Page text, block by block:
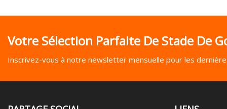
Votre Sélection Parfaite De Stade De
Inscrivez-vous à notre newsletter mensuelle pour les